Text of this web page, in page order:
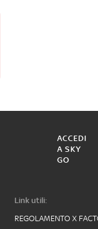
ACCEDI
A SKY
GO
Link utili:
REGOLAMENTO X